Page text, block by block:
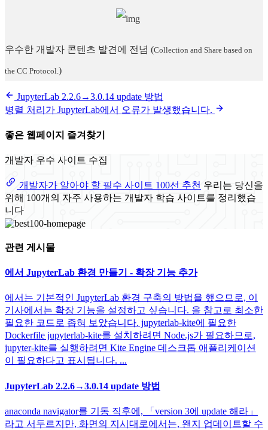
우수한 개발자 콘텐츠 발견에 전념 (Collection and Share based on
the CC Protocol. )
JupyterLab 2.2.6→3.0.14 update 방법
병렬 처리가 JupyterLab에서 오류가 발생했습니다.
좋은 웹페이지 즐겨찾기
개발자 우수 사이트 수집
개발자가 알아야 할 필수 사이트 100선 추천 우리는 당신을
위해 100개의 자주 사용하는 개발자 학습 사이트를 정리했습
니다
관련 게시물
에서 JupyterLab 환경 만들기 - 확장 기능 추가
에서는 기본적인 JupyterLab 환경 구축의 방법을 했으므로, 이
기사에서는 확장 기능을 설정하고 싶습니다. 을 참고로 최소한
필요한 코드로 좁혀 보았습니다. jupyterlab-kite에 필요한
Dockerfile jupyterlab-kite를 설치하려면 Node.js가 필요하므로,
jupyter-kite를 실행하려면 Kite Engine 데스크톱 애플리케이션
이 필요하다고 표시됩니다. ...
JupyterLab 2.2.6→3.0.14 update 방법
anaconda navigator를 기동 직후에, 「version 3에 update 해라」
라고 서두르지만, 화면의 지시대로에서는, 왠지 업데이트할 수